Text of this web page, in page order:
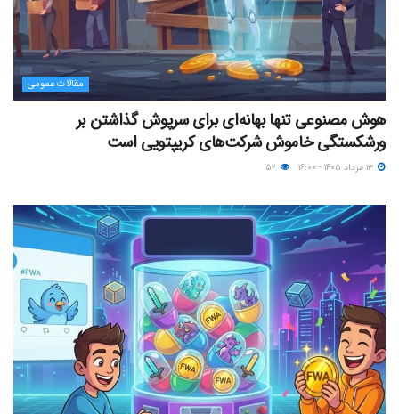
مقالات عمومی
هوش مصنوعی تنها بهانه‌ای برای سرپوش گذاشتن بر
ورشکستگی خاموش شرکت‌های کریپتویی است